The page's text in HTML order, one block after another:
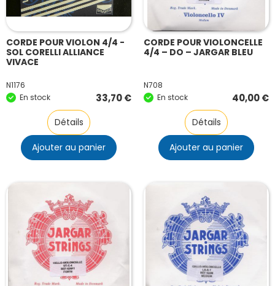
CORDE POUR VIOLON 4/4 -
SOL CORELLI ALLIANCE
VIVACE
N1176
En stock
33,70€
Détails
Ajouter au panier
CORDE POUR VIOLONCELLE
4/4 – DO – JARGAR BLEU
N708
En stock
40,00€
Détails
Ajouter au panier